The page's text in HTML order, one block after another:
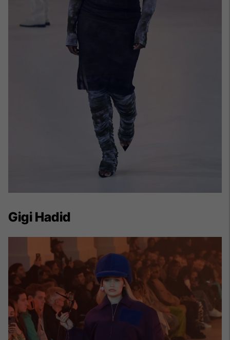
Gigi Hadid